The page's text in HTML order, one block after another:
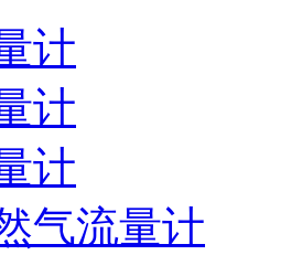
计
计
计
气流量计